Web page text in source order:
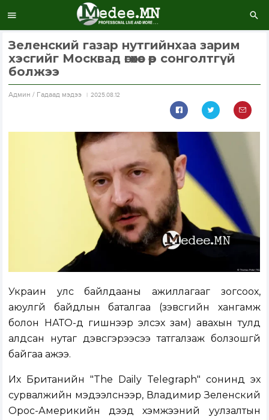
Зеленский газар нутгийнхаа зарим
хэсгийг Москвад өгөхөөс өөр сонголтгүй
болжээ
Aдмин / Гадаад мэдээ 2025.08.12
Украин улс байлдааны ажиллагааг зогсоох,
аюулгүй байдлын баталгаа (зэвсгийн хангамж
болон НАТО-д гишүүнээр элсэх зам) авахын тулд
алдсан нутаг дэвсгэрээсээ татгалзаж болзошгүй
байгаа ажээ.
Их Британийн "The Daily Telegraph" сонинд эх
сурвалжийн мэдээлснээр, Владимир Зеленский
Орос-Америкийн дээд хэмжээний уулзалтын